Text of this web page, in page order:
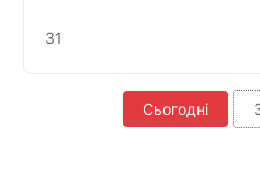
31
Сьогодні